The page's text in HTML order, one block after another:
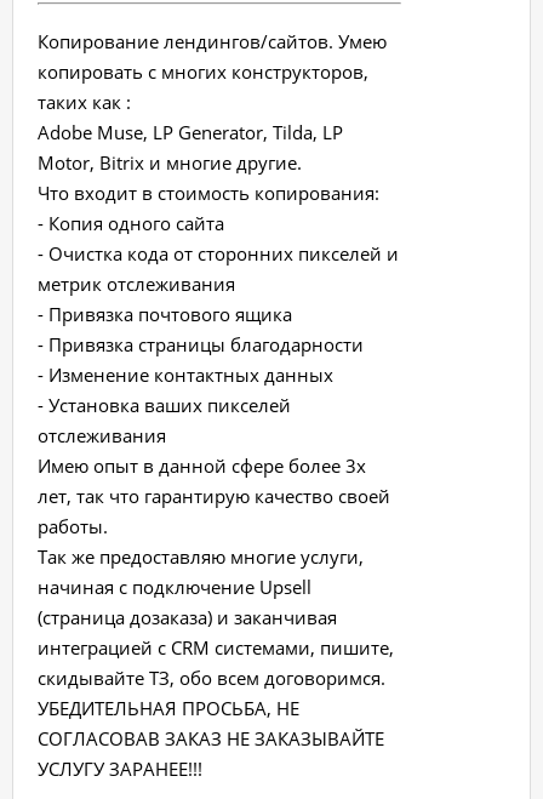
Копирование лендингов/сайтов. Умею
копировать с многих конструкторов,
таких как :
Adobe Muse, LP Generator, Tilda, LP
Motor, Bitrix и многие другие.
Что входит в стоимость копирования:
- Копия одного сайта
- Очистка кода от сторонних пикселей и
метрик отслеживания
- Привязка почтового ящика
- Привязка страницы благодарности
- Изменение контактных данных
- Установка ваших пикселей
отслеживания
Имею опыт в данной сфере более 3х
лет, так что гарантирую качество своей
работы.
Так же предоставляю многие услуги,
начиная с подключение Upsell
(страница дозаказа) и заканчивая
интеграцией с CRM системами, пишите,
скидывайте ТЗ, обо всем договоримся.
УБЕДИТЕЛЬНАЯ ПРОСЬБА, НЕ
СОГЛАСОВАВ ЗАКАЗ НЕ ЗАКАЗЫВАЙТЕ
УСЛУГУ ЗАРАНЕЕ!!!